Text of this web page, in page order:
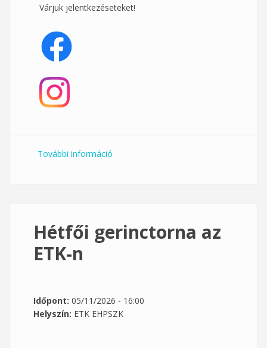
Várjuk jelentkezéseteket!
További információ
Hétfői gerinctorna az
ETK-n
Időpont: 05/11/2026 - 16:00
Helyszín: ETK EHPSZK